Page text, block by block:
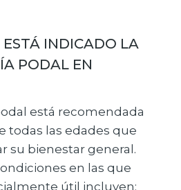
INDICADO LA
PODAL EN
está recomendada
todas las edades que
su bienestar general.
en las que
útil incluyen: